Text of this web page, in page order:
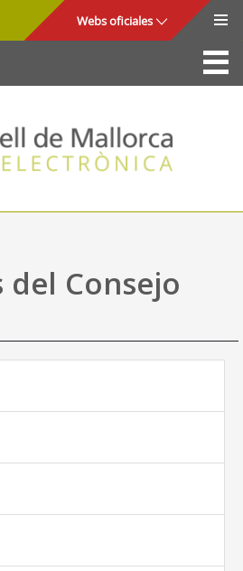
Webs oficiales
La Sede
Consejo de Mallorca
Acceso y seguridad
Utilidades
Mapa web
Ayuda
Consejo